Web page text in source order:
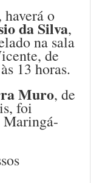
o
da Silva,
na sala
de
13 horas.
Muro, de
foi
Maringá-